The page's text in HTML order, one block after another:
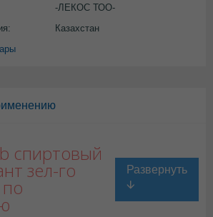
-ЛЕКОС ТОО-
Казахстан
спиртовый
зел-го